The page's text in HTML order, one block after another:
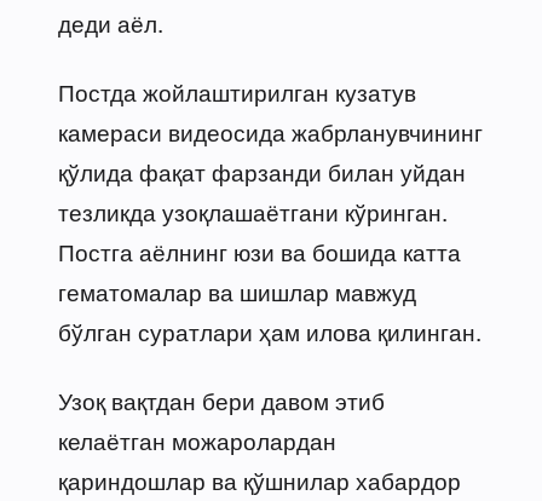
деди аёл.
Постда жойлаштирилган кузатув
камераси видеосида жабрланувчининг
қўлида фақат фарзанди билан уйдан
тезликда узоқлашаётгани кўринган.
Постга аёлнинг юзи ва бошида катта
гематомалар ва шишлар мавжуд
бўлган суратлари ҳам илова қилинган.
Узоқ вақтдан бери давом этиб
келаётган можаролардан
қариндошлар ва қўшнилар хабардор